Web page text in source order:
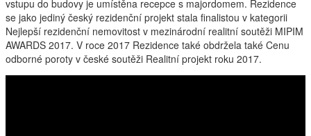
vstupu do budovy je umístěna recepce s majordomem. Rezidence
se jako jediný český rezidenční projekt stala finalistou v kategorii
Nejlepší rezidenční nemovitost v mezinárodní realitní soutěži MIPIM
AWARDS 2017. V roce 2017 Rezidence také obdržela také Cenu
odborné poroty v české soutěži Realitní projekt roku 2017.